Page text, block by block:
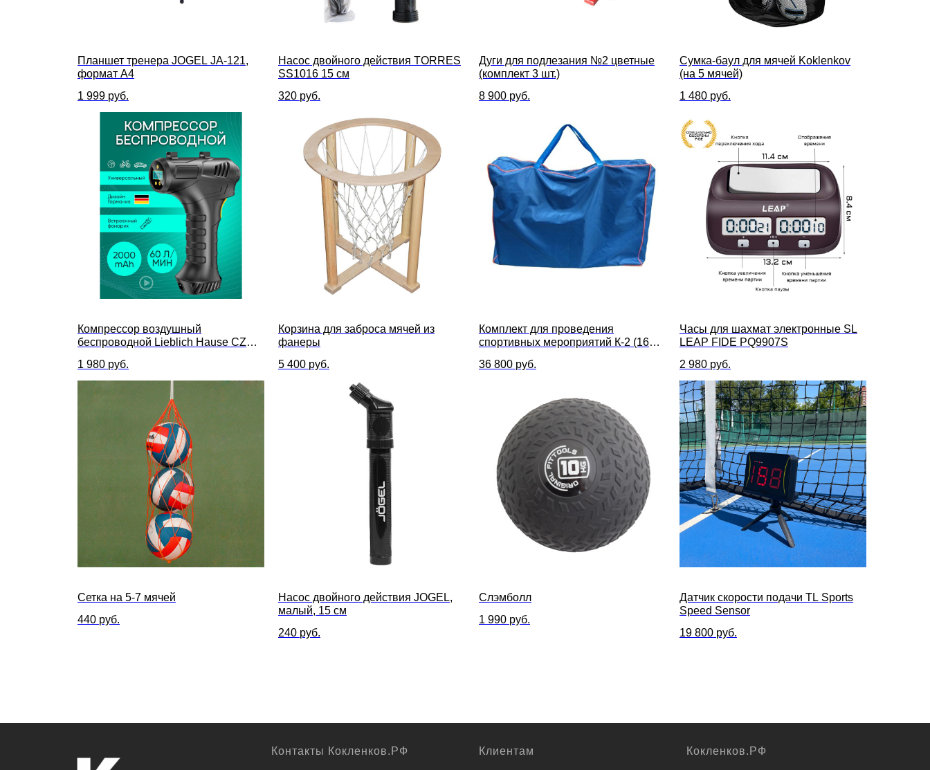
Планшет тренера JOGEL JA-121,
формат A4
1 999 руб.
Насос двойного действия TORRES
SS1016 15 см
320 руб.
Дуги для подлезания №2 цветные
(комплект 3 шт.)
8 900 руб.
Сумка-баул для мячей Koklenkov
(на 5 мячей)
1 480 руб.
Компрессор воздушный
беспроводной Lieblich Hause CZK-
1 980 руб.
Корзина для заброса мячей из
фанеры
5 400 руб.
Комплект для проведения
спортивных мероприятий К-2 (16
36 800 руб.
Часы для шахмат электронные SL
LEAP FIDE PQ9907S
2 980 руб.
Сетка на 5-7 мячей
440 руб.
Насос двойного действия JOGEL,
малый, 15 см
240 руб.
Слэмболл
1 990 руб.
Датчик скорости подачи TL Sports
Speed Sensor
19 800 руб.
Контакты Кокленков.РФ Клиентам Кокленков.РФ